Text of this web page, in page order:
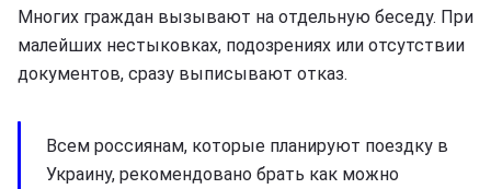
Многих граждан вызывают на отдельную беседу. При
малейших нестыковках, подозрениях или отсутствии
документов, сразу выписывают отказ.
Всем россиянам, которые планируют поездку в
Украину, рекомендовано брать как можно